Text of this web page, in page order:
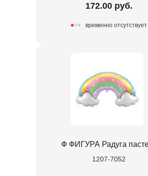
172.00 руб.
временно отсутствует
Ф ФИГУРА Радуга
1207-7052